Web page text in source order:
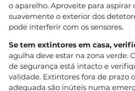
o aparelho. Aproveite para aspirar
suavemente o exterior dos
pode interferir com os sensores.
Se tem extintores em casa,
agulha deve estar na zona verde.
de segurança está intacto e
validade. Extintores fora de prazo
adequada são inúteis numa